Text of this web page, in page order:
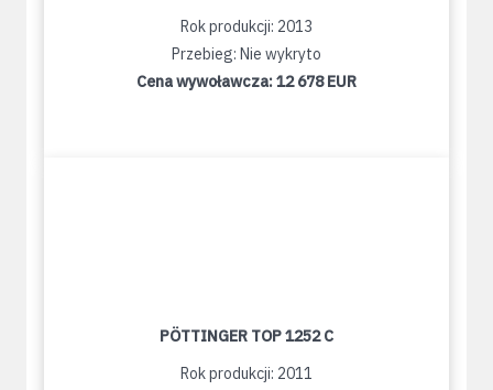
Rok produkcji: 2013
Przebieg: Nie wykryto
Cena wywoławcza:12 678 EUR
PÖTTINGER TOP 1252 C
Rok produkcji: 2011